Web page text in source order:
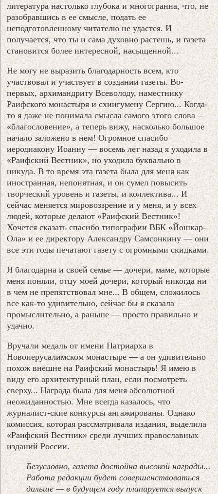
литература настолько глубока и многогранна, что, не
разобравшись в ее смысле, подать ее
неподготовленному читателю не удастся. И
получается, что ты и сама духовно растешь, и газета
становится более интересной, насыщенной...
Не могу не выразить благодарность всем, кто
участвовал и участвует в создании газеты. Во-
первых, архимандриту Всеволоду, наместнику
Раифского монастыря и схиигумену Сергию... Когда-
то я даже не понимала смысла самого этого слова —
«благословение», а теперь вижу, насколько большое
начало заложено в нем! Огромное спасибо
иеродиакону Иоанну — восемь лет назад я уходила в
«Раифский Вестник», но уходила буквально в
никуда. В то время эта газета была для меня как
иностранная, непонятная, и он сумел повысить
творческий уровень и газеты, и коллектива... И
сейчас меняется мировоззрение и у меня, и у всех
людей, которые делают «Раифский Вестник»!
Хочется сказать спасибо типографии ВБК «Йошкар-
Ола» и ее директору Александру Самсонкину — они
все эти годы печатают газету с огромными скидками.
Я благодарна и своей семье — дочери, маме, которые
меня поняли, отцу моей дочери, который никогда ни
в чем не препятствовал мне... В общем, сложилось
все как-то удивительно, сейчас бы я сказала —
промыслительно, а раньше — просто правильно и
удачно.
Вручали медаль от имени Патриарха в
Новоиерусалимском монастыре — а он удивительно
похож внешне на Раифский монастырь! Я имею в
виду его архитектурный план, если посмотреть
сверху... Награда была для меня абсолютной
неожиданностью. Мне всегда казалось, что
журналист-ские конкурсы ангажированы. Однако
комиссия, которая рассматривала издания, выделила
«Раифский Вестник» среди лучших православных
изданий России.
Безусловно, газета достойна высокой награды...
Работа редакции будет совершенствоваться
дальше — в будущем году планируется выпуск